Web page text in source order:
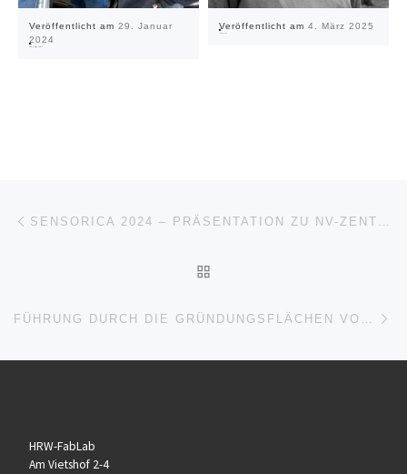
Veröffentlicht am 29. Januar
2024
Veröffentlicht am 4. März 2025
Beitragsnavigation
HRW-FabLab
Am Vietshof 2-4